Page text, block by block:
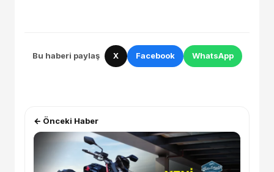
Bu haberi paylaş X Facebook WhatsApp
← Önceki Haber